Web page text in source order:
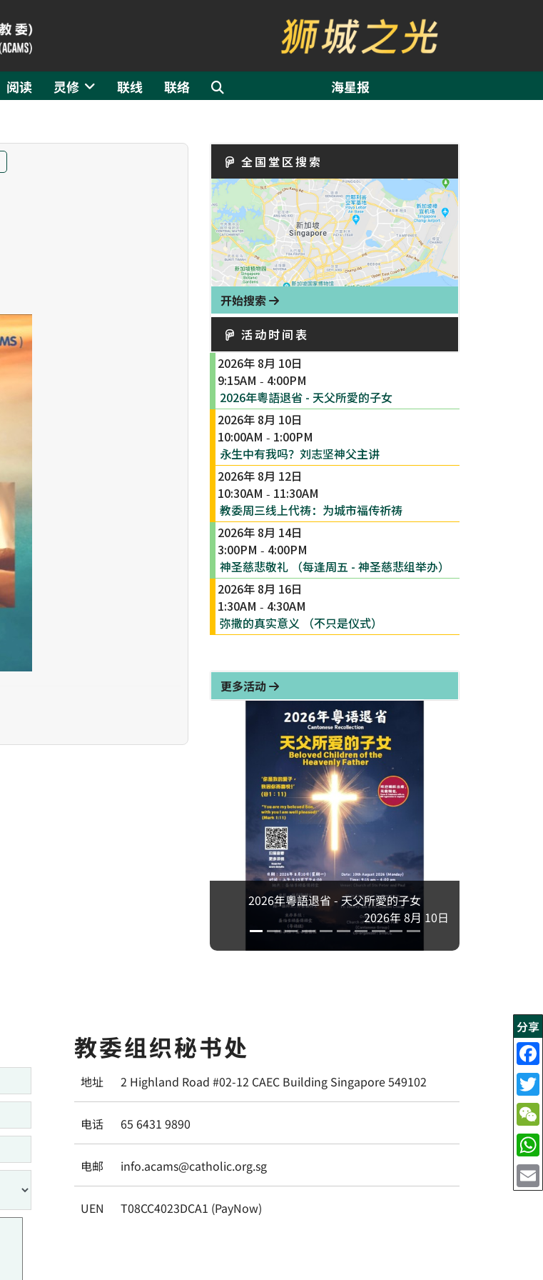
阅读 灵修 联线 联络
海星报
分享
全国堂区搜索
开始搜索
活动时间表
2026年 8月 10日
9:15AM - 4:00PM
2026年粵語退省 - 天父所愛的子女
2026年 8月 10日
10:00AM - 1:00PM
永生中有我吗？刘志坚神父主讲
2026年 8月 12日
10:30AM - 11:30AM
教委周三线上代祷：为城市福传祈祷
2026年 8月 14日
3:00PM - 4:00PM
神圣慈悲敬礼 （每逢周五 - 神圣慈悲组举办）
2026年 8月 16日
1:30AM - 4:30AM
弥撒的真实意义 （不只是仪式）
更多活动
2026年粵語退省 - 天父所愛的子女
2026年 8月 10日
教委组织秘书处
地址 2 Highland Road #02-12 CAEC Building Singapore 549102
电话 65 6431 9890
电邮 info.acams@catholic.org.sg
UEN T08CC4023DCA1 (PayNow)